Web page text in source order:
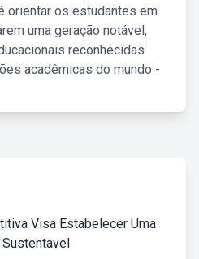
orientar os estudantes em
uma geração notável,
reconhecidas
acadêmicas do mundo -
Visa Estabelecer Uma